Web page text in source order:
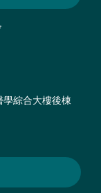
學綜合大樓後棟